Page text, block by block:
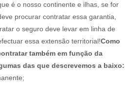
é o nosso continente e ilhas, se for
procurar contratar essa garantia,
o seguro deve levar em linha de
essa extensão territorial!​Como
também em função da
das que descrevemos a baixo: